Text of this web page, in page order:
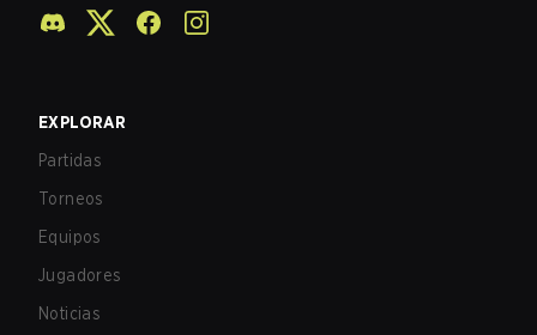
EXPLORAR
Partidas
Torneos
Equipos
Jugadores
Noticias